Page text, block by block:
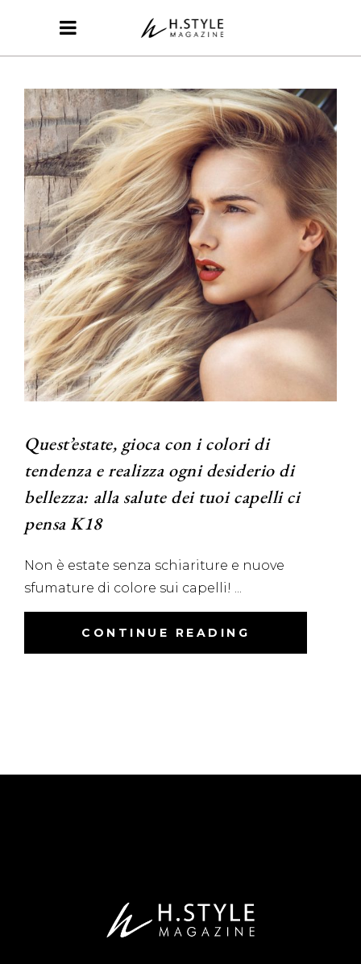
Quest’estate, gioca con i colori di
tendenza e realizza ogni desiderio di
bellezza: alla salute dei tuoi capelli ci
pensa K18
Non è estate senza schiariture e nuove
sfumature di colore sui capelli!
CONTINUE READING